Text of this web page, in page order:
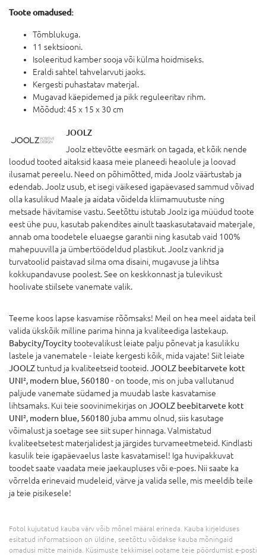
Toote omadused:
Tõmblukuga.
11 sektsiooni.
Isoleeritud kamber sooja või külma hoidmiseks.
Eraldi sahtel tahvelarvuti jaoks.
Kergesti puhastatav materjal.
Mugavad käepidemed ja pikk reguleeritav rihm.
Mõõdud: 45 x 15 x 30 cm
JOOLZ
Joolz ettevõtte eesmärk on tagada, et kõik nende
loodud tooted aitaksid kaasa meie planeedi heaolule ja loovad
ilusamat pereelu. Need on põhimõtted, mida Joolz väärtustab ja
edendab. Joolz usub, et isegi väikesed igapäevased sammud võivad
olla kasulikud Maale ja aidata võidelda kliimamuutuste ning
metsade hävitamise vastu. Seetõttu istutab Joolz iga müüdud toote
eest ühe puu, kasutab pakendites ainult taaskasutatavaid materjale,
annab oma toodetele eluaegse garantii ning kasutab vaid 100%
mahepuuvilla ja ümbertöödeldud plastikut. Joolz vankrid ja
turvatoolid paistavad silma oma disaini, mugavuse ja lihtsa
kokkupandavuse poolest. See on keskkonnast ja tulevikust
hoolivate stiilsete vanemate valik.
Teeme koos lapse kasvamise rõõmsaks! Meil on hea meel aidata teil
valida ükskõik milline parima hinna ja kvaliteediga lastekaup.
Babycity/Toycity tootevalikust leiate palju põnevat ja kasulikku
lastele ja vanematele - leiate kergesti kõik, mida vajate! Siit leiate
JOOLZ tuntud ja kvaliteetseid tooteid.JOOLZ beebitarvete kott
UNI², modern blue, 560180- on toode, mis on juba vallutanud
paljude vanemate südamed ja muudab laste kasvatamise
lihtsamaks. Kui teie soovinimekirjas on JOOLZ beebitarvete kott
UNI², modern blue, 560180 juba ammu olnud, siis kasutage
võimalust ja soetage see siit super hinnaga. Valmistatud
kvaliteetsetest materjalidest ja järgides turvameetmeteid. Kindlasti
kasulik teie igapäevaelus laste kasvatamisel! Iga huvipakkuvat
toodet saate vaadata meie jaekaupluses või e-poes. Nii saate ka
võrrelda erinevaid mudeleid, värve ja valida selle, mis meeldib teile
ja teie pisikesele!
Fotol kujutatud kauba värv võib mõnel määral erineda. Kauba kirjelduses
esitatud informatsioon on üldine, seetõttu võidakse kauba mõningaid
omadusi mitte mainida. Küsimuste tekkimisel ootame teie pöördumist e-posti